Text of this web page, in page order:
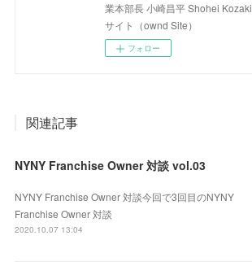
業本部長 小崎昌平 Shohei
サイト（ownd Site）
フォロー
関連記事
NYNY Franchise Owner 対談 vol.03
NYNY Franchise Owner 対談今回で3回目のNYNY
Franchise Owner 対談
2020.10.07 13:04